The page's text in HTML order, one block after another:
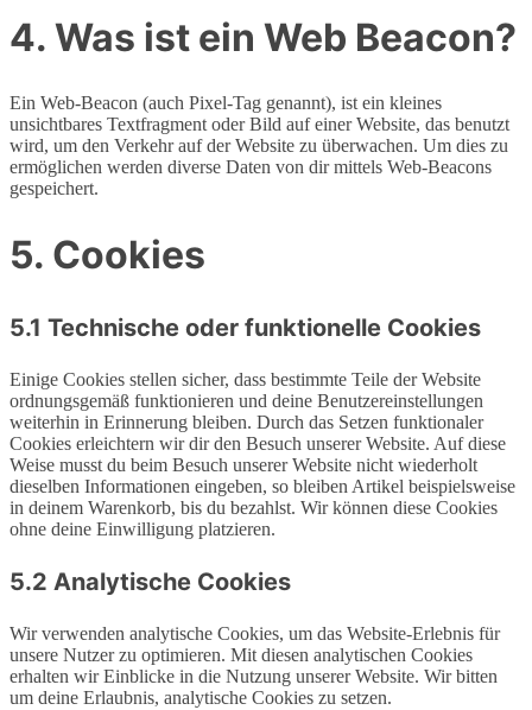
4. Was ist ein Web Beacon?
Ein Web-Beacon (auch Pixel-Tag genannt), ist ein kleines
unsichtbares Textfragment oder Bild auf einer Website, das benutzt
wird, um den Verkehr auf der Website zu überwachen. Um dies zu
ermöglichen werden diverse Daten von dir mittels Web-Beacons
gespeichert.
5. Cookies
5.1 Technische oder funktionelle Cookies
Einige Cookies stellen sicher, dass bestimmte Teile der Website
ordnungsgemäß funktionieren und deine Benutzereinstellungen
weiterhin in Erinnerung bleiben. Durch das Setzen funktionaler
Cookies erleichtern wir dir den Besuch unserer Website. Auf diese
Weise musst du beim Besuch unserer Website nicht wiederholt
dieselben Informationen eingeben, so bleiben Artikel beispielsweise
in deinem Warenkorb, bis du bezahlst. Wir können diese Cookies
ohne deine Einwilligung platzieren.
5.2 Analytische Cookies
Wir verwenden analytische Cookies, um das Website-Erlebnis für
unsere Nutzer zu optimieren. Mit diesen analytischen Cookies
erhalten wir Einblicke in die Nutzung unserer Website. Wir bitten
um deine Erlaubnis, analytische Cookies zu setzen.